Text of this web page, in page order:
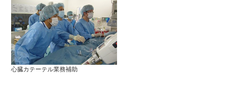
心臓カテーテル業務補助